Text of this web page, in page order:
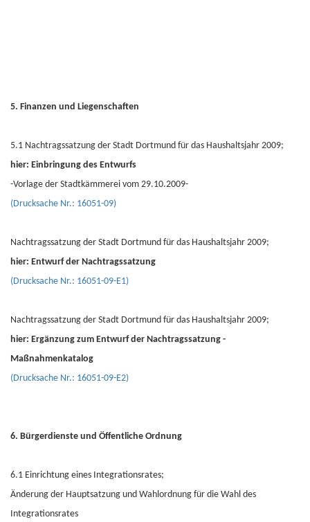
5. Finanzen und Liegenschaften
5.1 Nachtragssatzung der Stadt Dortmund für das Haushaltsjahr 2009;
hier: Einbringung des Entwurfs
-Vorlage der Stadtkämmerei vom 29.10.2009-
(Drucksache Nr.: 16051-09)
Nachtragssatzung der Stadt Dortmund für das Haushaltsjahr 2009;
hier: Entwurf der Nachtragssatzung
(Drucksache Nr.: 16051-09-E1)
Nachtragssatzung der Stadt Dortmund für das Haushaltsjahr 2009;
hier: Ergänzung zum Entwurf der Nachtragssatzung -
Maßnahmenkatalog
(Drucksache Nr.: 16051-09-E2)
6. Bürgerdienste und Öffentliche Ordnung
6.1 Einrichtung eines Integrationsrates;
Änderung der Hauptsatzung und Wahlordnung für die Wahl des
Integrationsrates